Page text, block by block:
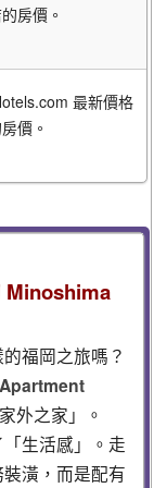
房價。
最新價格
價。
Minoshima
福岡之旅嗎？
外之家」。
生活感」。走
潢，而是配有